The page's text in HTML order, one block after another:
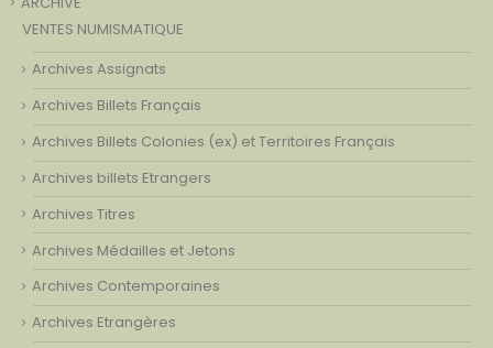
VENTES NUMISMATIQUE
Archives Assignats
Archives Billets Français
Archives Billets Colonies (ex) et Territoires Français
Archives billets Etrangers
Archives Titres
Archives Médailles et Jetons
Archives Contemporaines
Archives Etrangères